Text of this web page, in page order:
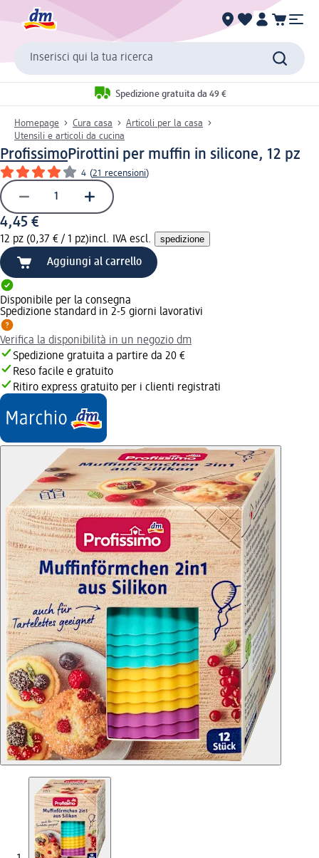
Inserisci qui la tua ricerca
Spedizione gratuita da 49 €
Homepage Cura casa
Articoli per la casa
Utensili e articoli da cucina
ProfissimoPirottini per muffin in silicone, 12 pz
4 (21 recensioni)
4,45 €
12 pz (0,37 € / 1 pz)incl. IVA escl. spedizione
Aggiungi al carrello
Disponibile per la consegna
Spedizione standard in 2-5 giorni lavorativi
Verifica la disponibilità in un negozio dm
Spedizione gratuita a partire da 20 €
Reso facile e gratuito
Ritiro express gratuito per i clienti registrati